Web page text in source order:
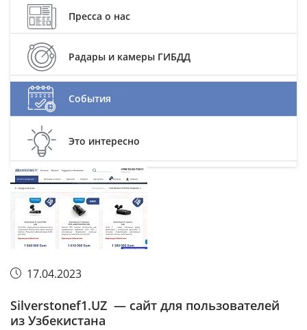
Пресса о нас
Радары и камеры ГИБДД
События
Это интересно
17.04.2023
Silverstonef1.UZ — сайт для пользователей
из Узбекистана